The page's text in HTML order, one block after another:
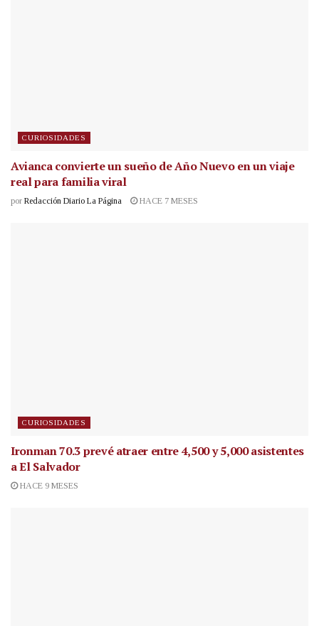
CURIOSIDADES
Avianca convierte un sueño de Año Nuevo en un viaje
real para familia viral
por Redacción Diario La Página HACE 7 MESES
CURIOSIDADES
Ironman 70.3 prevé atraer entre 4,500 y 5,000 asistentes
a El Salvador
HACE 9 MESES